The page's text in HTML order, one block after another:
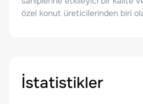
özel konut üreticilerinden biri
İstatistikler